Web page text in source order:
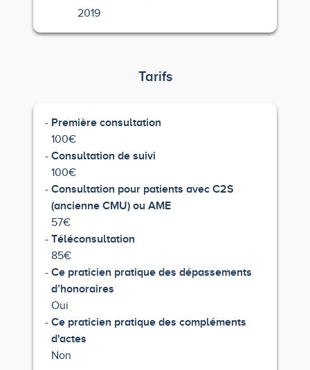
2019
Tarifs
Première consultation
100€
Consultation de suivi
100€
Consultation pour patients avec C2S
(ancienne CMU) ou AME
57€
Téléconsultation
85€
Ce praticien pratique des dépassements
d’honoraires
Oui
Ce praticien pratique des compléments
d'actes
Non